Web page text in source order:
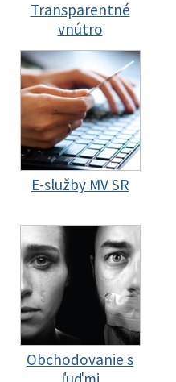
Transparentné
vnútro
E-služby MV SR
Obchodovanie s